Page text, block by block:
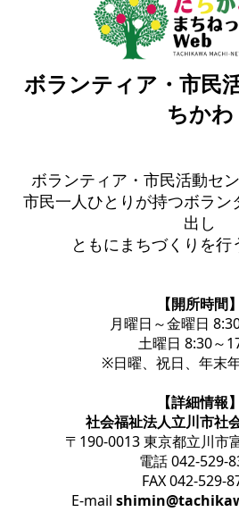
ボランティア・市民
ちかわ
ボランティア・市民活動セ
市民一人ひとりが持つボラン
出し
ともにまちづくりを行
【開所時間】
月曜日～金曜日
土曜日 8:30～
※日曜、祝日、年末
【詳細情報】
社会福祉法人立川市社
〒190-0013 東京都立川市
電話 042-529-
FAX 042-529-
E-mail